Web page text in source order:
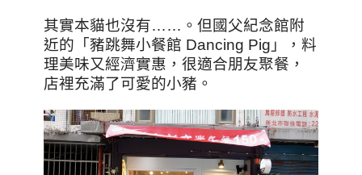
其實本貓也沒有……。但國父紀念館附
近的「豬跳舞小餐館 Dancing Pig」，料
理美味又經濟實惠，很適合朋友聚餐，
店裡充滿了可愛的小豬。